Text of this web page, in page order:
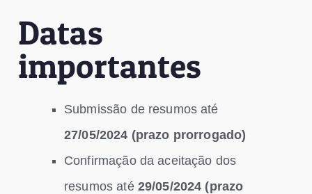
Datas
importantes
Submissão de resumos até
27/05/2024 (prazo prorrogado)
Confirmação da aceitação dos
resumos até 29/05/2024 (prazo